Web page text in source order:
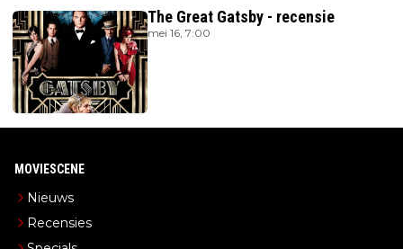
The Great Gatsby - recensie
mei 16, 7:00
MOVIESCENE
Nieuws
Recensies